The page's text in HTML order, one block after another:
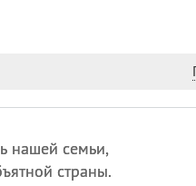
нашей семьи,
страны.